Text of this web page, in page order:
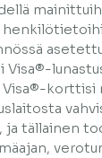
korttisi
ja tällainen